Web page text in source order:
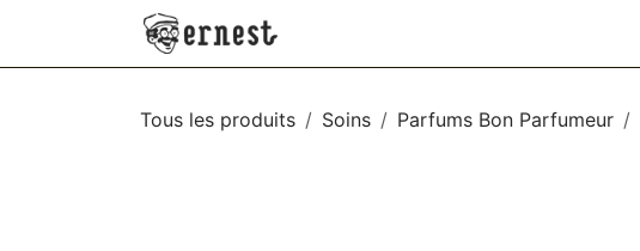
SE RENDRE AU CONTENU
Tous les produits Soins Parfums Bon Parfumeur